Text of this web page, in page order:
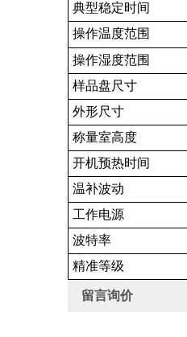
典型稳定时间
操作温度范围
操作湿度范围
样品盘尺寸
外形尺寸
称量室高度
开机预热时间
温补波动
工作电源
波特率
精准等级
留言询价